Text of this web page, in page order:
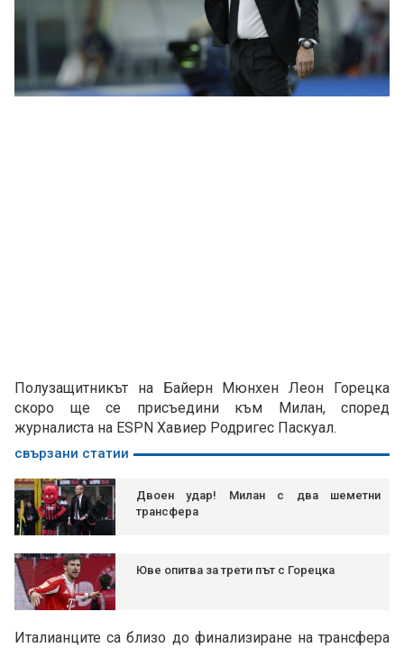
Полузащитникът на Байерн Мюнхен Леон Горецка
скоро ще се присъедини към Милан, според
журналиста на ESPN Хавиер Родригес Паскуал.
свързани статии
Двоен удар! Милан с два шеметни
трансфера
Юве опитва за трети път с Горецка
Италианците са близо до финализиране на трансфера